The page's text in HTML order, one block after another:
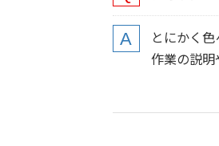
とにかく
作業の説明